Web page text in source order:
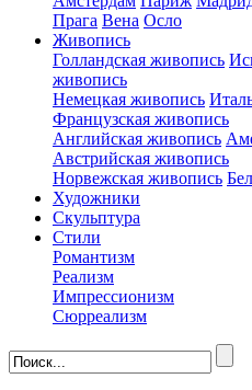
Прага Вена Осло
Живопись
Голландская живопись
живопись
Немецкая живопись
Французская живопись
Английская живопись
Австрийская живопись
Норвежская живопись
Художники
Скульптура
Стили
Романтизм
Реализм
Импрессионизм
Сюрреализм